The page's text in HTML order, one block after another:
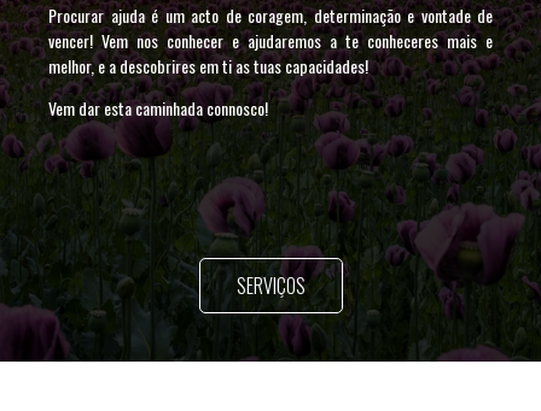
Procurar ajuda é um acto de coragem, determinação e vontade de
vencer! Vem nos conhecer e ajudaremos a te conheceres mais e
melhor, e a descobrires em ti as tuas capacidades!
Vem dar esta caminhada connosco!
SERVIÇOS